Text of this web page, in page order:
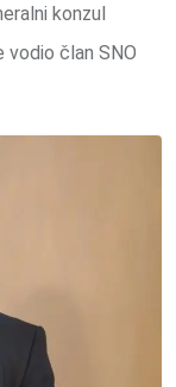
konzul
vodio član SNO